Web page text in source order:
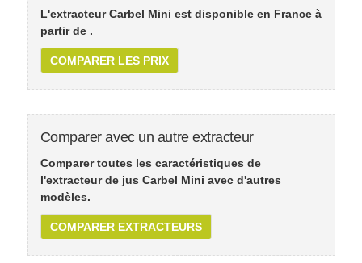
L'extracteur Carbel Mini est disponible en France à
partir de .
COMPARER LES PRIX
Comparer avec un autre extracteur
Comparer toutes les caractéristiques de
l'extracteur de jus Carbel Mini avec d'autres
modèles.
COMPARER EXTRACTEURS